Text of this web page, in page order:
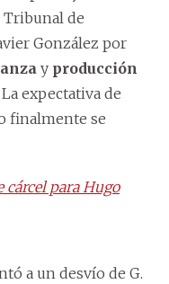
Tribunal de
González por
y producción
La expectativa de
finalmente se
cárcel para Hugo
a un desvío de G.